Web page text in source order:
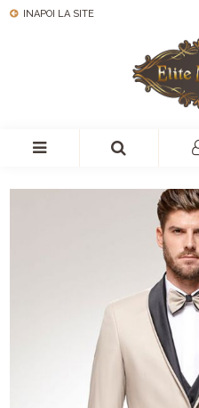
INAPOI LA SITE